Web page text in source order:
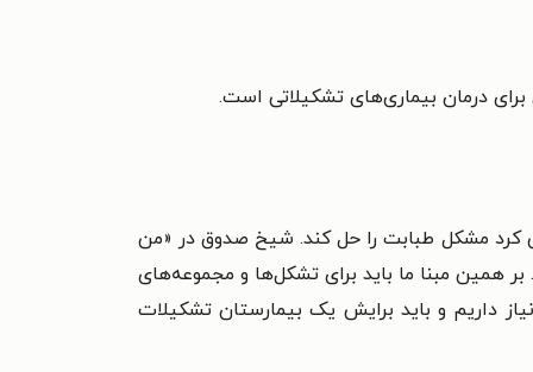
درمان بیماری‌های تشکیلاتی است.
کرد مشکل طبابت را حل کند. شیخ صدوق در «من
همین مبنا ما باید برای تشکل‌ها و مجموعه‌های
نیاز داریم و باید برایش یک بیمارستان تشکیلات